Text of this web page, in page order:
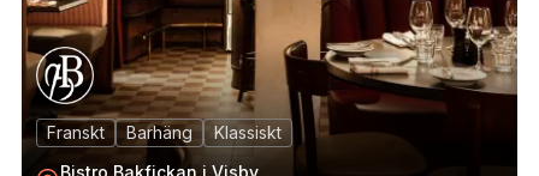
Franskt Barhäng
Klassiskt